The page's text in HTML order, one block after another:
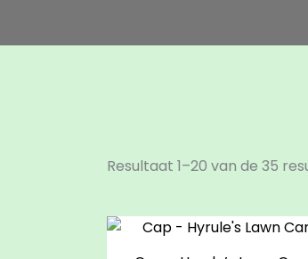
Resultaat 1–20 van de 35